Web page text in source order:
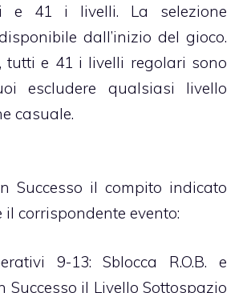
e 41 i livelli. La selezione
dall’inizio del gioco.
tutti e 41 i livelli regolari sono
escludere qualsiasi livello
casuale.
Successo il compito indicato
il corrispondente evento:
9-13: Sblocca R.O.B. e
Successo il Livello Sottospazio